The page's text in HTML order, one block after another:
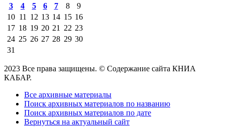
3
4 5 6 7 8
9
10 11 12 13 14 15 16
17 18 19 20 21 22 23
24 25 26 27 28 29 30
31
2023 Все права защищены. © Содержание сайта КНИА
КАБАР.
Все архивные материалы
Поиск архивных материалов по названию
Поиск архивных материалов по дате
Вернуться на актуальный сайт